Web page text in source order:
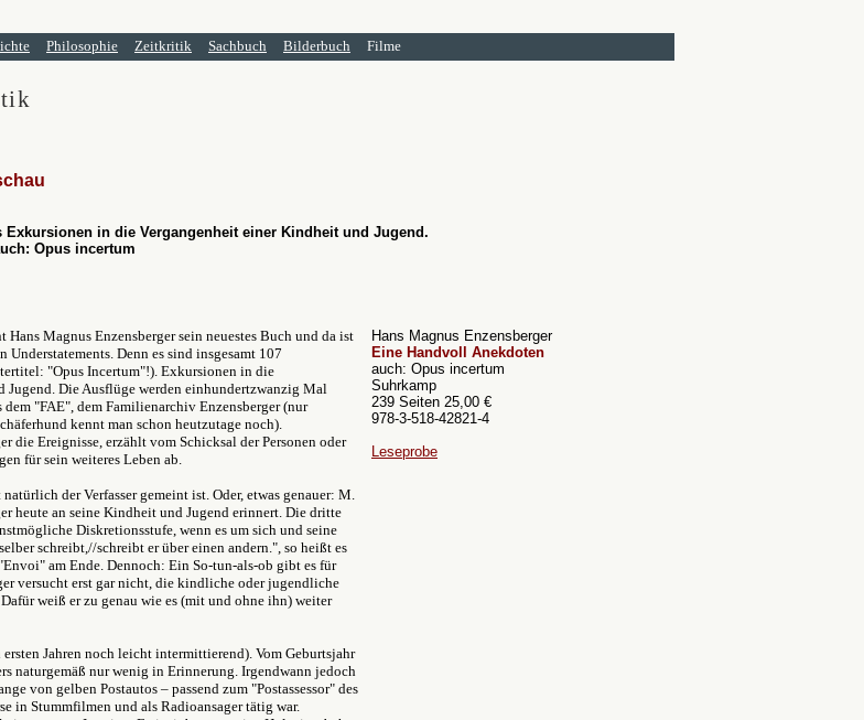
Philosophie Zeitkritik Sachbuch Bilderbuch Filme
Exkursionen in die Vergangenheit einer Kindheit und Jugend.
Opus incertum
Magnus Enzensberger sein neuestes Buch und da ist
Understatements. Denn es sind insgesamt 107
"Opus Incertum"!). Exkursionen in die
Jugend. Die Ausflüge werden einhundertzwanzig Mal
"FAE", dem Familienarchiv Enzensberger (nur
kennt man schon heutzutage noch).
die Ereignisse, erzählt vom Schicksal der Personen oder
für sein weiteres Leben ab.
der Verfasser gemeint ist. Oder, etwas genauer: M.
heute an seine Kindheit und Jugend erinnert. Die dritte
Diskretionsstufe, wenn es um sich und seine
schreibt,//schreibt er über einen andern.", so heißt es
am Ende. Dennoch: Ein So-tun-als-ob gibt es für
versucht erst gar nicht, die kindliche oder jugendliche
weiß er zu genau wie es (mit und ohne ihn) weiter
Jahren noch leicht intermittierend). Vom Geburtsjahr
naturgemäß nur wenig in Erinnerung. Irgendwann jedoch
von gelben Postautos – passend zum "Postassessor" des
in Stummfilmen und als Radioansager tätig war.
Hans Magnus Enzensberger
Eine Handvoll Anekdoten
auch: Opus incertum
Suhrkamp
239 Seiten 25,00 €
978-3-518-42821-4
Leseprobe